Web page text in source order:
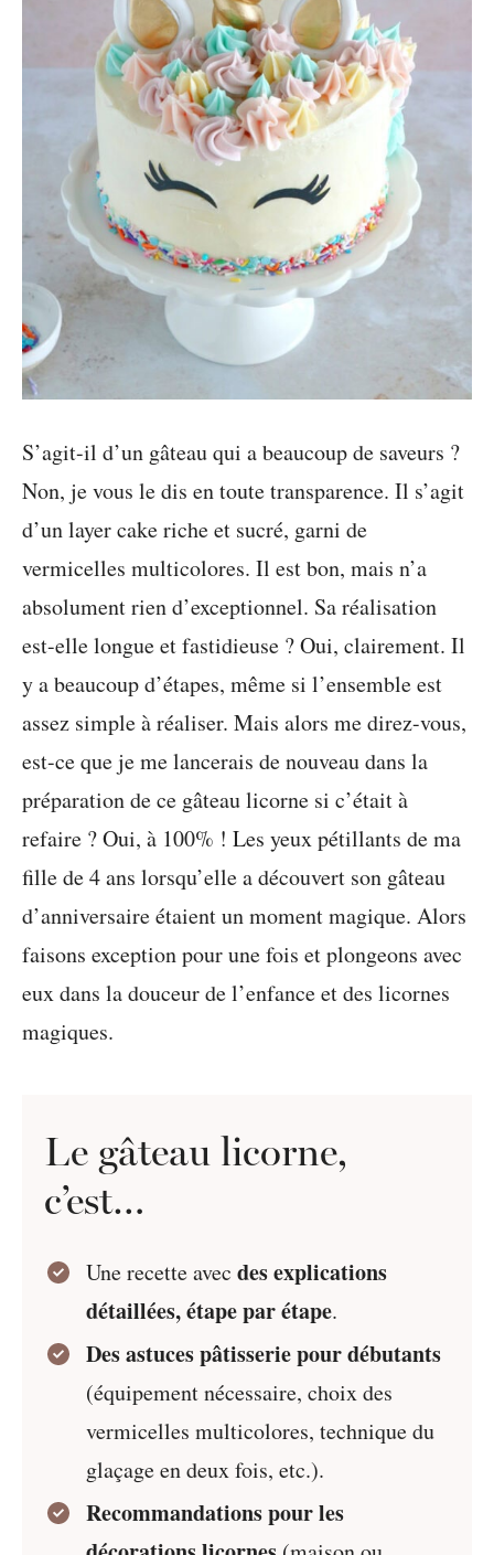
S’agit-il d’un gâteau qui a beaucoup de saveurs ?
Non, je vous le dis en toute transparence. Il s’agit
d’un layer cake riche et sucré, garni de
vermicelles multicolores. Il est bon, mais n’a
absolument rien d’exceptionnel. Sa réalisation
est-elle longue et fastidieuse ? Oui, clairement. Il
y a beaucoup d’étapes, même si l’ensemble est
assez simple à réaliser. Mais alors me direz-vous,
est-ce que je me lancerais de nouveau dans la
préparation de ce gâteau licorne si c’était à
refaire ? Oui, à 100% ! Les yeux pétillants de ma
fille de 4 ans lorsqu’elle a découvert son gâteau
d’anniversaire étaient un moment magique. Alors
faisons exception pour une fois et plongeons avec
eux dans la douceur de l’enfance et des licornes
magiques.
Le gâteau licorne,
c’est…
Une recette avecdes explications
détaillées, étape par étape.
Des astuces pâtisserie pour débutants
(équipement nécessaire, choix des
vermicelles multicolores, technique du
glaçage en deux fois, etc.).
Recommandations pour les